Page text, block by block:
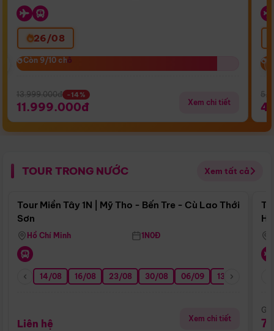
26/08
Còn 9/10 chỗ
Còn 9/10 chỗ
13.999.000đ -14%
11.999.000đ Xem chi tiết
TOUR TRONG NƯỚC Xem tất cả
Điểm nổi bật
Tour Miền Tây 1N | Mỹ Tho - Bến Tre - Cù Lao Thới
Sơn
Hồ Chí Minh 1N0Đ
14/08 16/08 23/08 30/08 06/09 13/09
Liên hệ Xem chi tiết